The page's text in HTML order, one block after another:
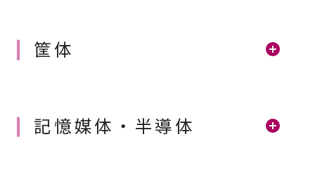
筐体
記憶媒体・半導体